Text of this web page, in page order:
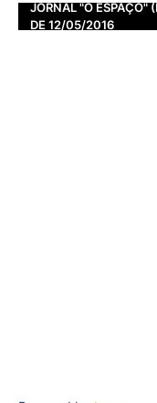
JORNAL "O ESPAÇO"
DE 12/05/2016